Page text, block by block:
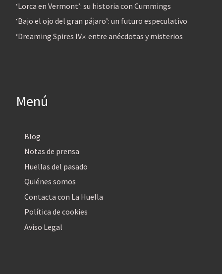
‘Lorca en Vermont’: su historia con Cummings
‘Bajo el ojo del gran pájaro’: un futuro especulativo
‘Dreaming Spires IV»: entre anécdotas y misterios
Menú
Blog
Notas de prensa
Huellas del pasado
Quiénes somos
Contacta con La Huella
Política de cookies
Aviso Legal